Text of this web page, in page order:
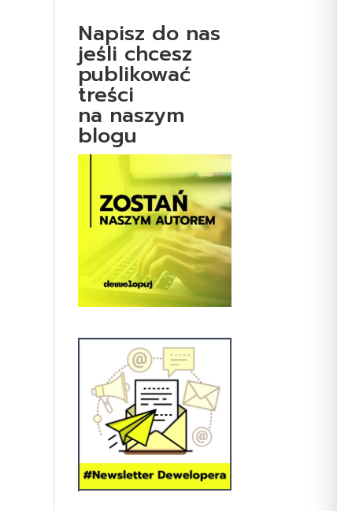
Napisz do nas
jeśli chcesz
publikować
treści
na naszym
blogu